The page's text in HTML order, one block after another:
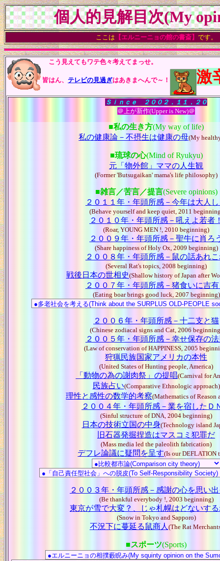
個人的見解目次(My
ここは 【エルニーニョの館の書斎】 です。
こう見えてもワテ色々考えてまっせ。
皆はん、 テレビの見過ぎはあきまへんで～！ 激
Ｓｉｎｃｅ ２００２．１１．２０
＠上が新作(Upper is New)＠
■私の生き方(My way of life)
私の健康論－不摂生は健康の母(My
■琉球の心(Mind of Ryukyu)
元「物外館」ママの人生観
(Former 'Butsugaikan' mama's life philosophy)
■雑言／苦言／提言(Severe opinions)
２０１１年・年頭所感－今年は大人
(Behave yourself and keep quiet, 2011
２０１０年・年頭所感－吼えよ若者
(Roar, YOUNG MEN !, 2010 beginning)
２００９年・年頭所感－聖牛に肖ろ
(Share happiness of Holy Ox, 2009 beginning)
２００８年・年頭所感－鼠の話あれ
(Several Rat's topics, 2008 beginning)
戦後日本の世相史(Shallow history of Japan after
２００７年・年頭所感－猪食いに吉
(Eating boar brings good luck, 2007 beginning)
２００６年・年頭所感－十二支と猫
(Chinese zodiacal signs and Cat, 2006
２００５年・年頭所感－幸せ保存の
(Law of conservation of HAPPINESS, 2005
狩猟民族国家アメリカの本性
(United States of Hunting people, America)
「動物の為の謝肉祭」の提唱(Carnival for
民族占い(Comparative Ethnologic approach)
理性と感性の数学的考察(Mathematics of Reason
２００４年・年頭所感－業を宿したＤ
(Sinful structure of DNA, 2004 beginning)
日本の技術立国の中身(Technology island
旧石器発掘捏造はマスコミ犯罪だ
(Mass media led the paleolith fabrication)
デフレ論議に疑問を呈す(Is our DEFLATION
２００３年・年頭所感－感謝の心を思い
(Be thankful everybody !, 2003 beginning)
東京が雪で大変？、じゃ札幌はどないす
(Snow in Tokyo and Sapporo)
不況下に蔓延る鼠商人(The Rat
■スポーツ(Sports)